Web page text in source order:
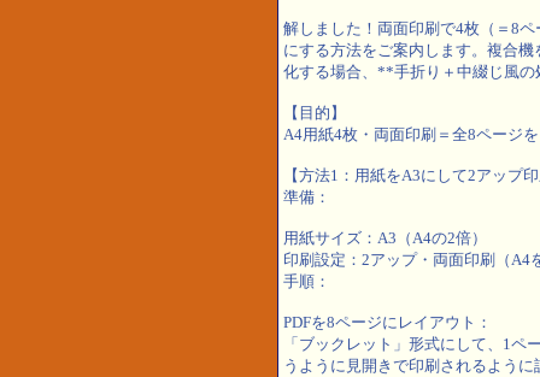
解しました！両面印刷で4枚（＝8
にする方法をご案内します。複合
化する場合、**手折り＋中綴じ風
【目的】
A4用紙4枚・両面印刷＝全8ページ
【方法1：用紙をA3にして2アップ
準備：
用紙サイズ：A3（A4の2倍）
印刷設定：2アップ・両面印刷（A4
手順：
PDFを8ページにレイアウト：
「ブックレット」形式にして、1
うように見開きで印刷されるように